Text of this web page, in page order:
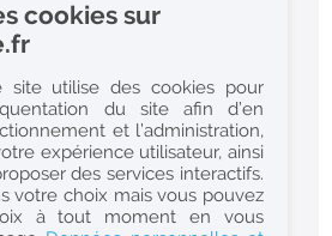
par métier
(H/F)
(H/F)
6e année validée (H/F)
- Esthéticienne (H/F)
cookies sur
site utilise des cookies pour
du site afin d’en
et l’administration,
expérience utilisateur, ainsi
des services interactifs.
votre choix mais vous pouvez
à tout moment en vous